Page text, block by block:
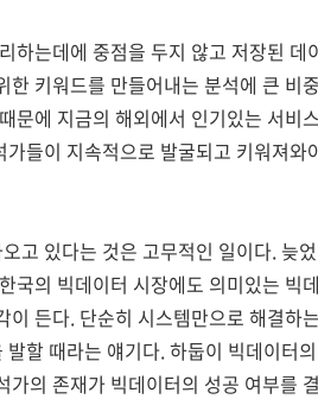
하는데에 중점을 두지 않고 저장된 데
키워드를 만들어내는 분석에 큰 비
에 지금의 해외에서 인기있는 서비
들이 지속적으로 발굴되고 키워져와
고 있다는 것은 고무적인 일이다. 늦
국의 빅데이터 시장에도 의미있는 빅
든다. 단순히 시스템만으로 해결하
할 때라는 얘기다. 하둡이 빅데이터
의 존재가 빅데이터의 성공 여부를